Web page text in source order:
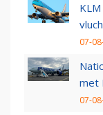
07-
met
07-